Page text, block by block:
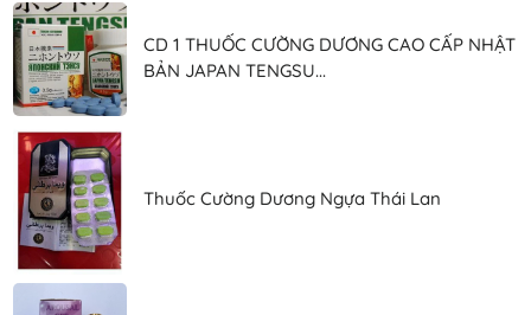
CD 1 THUỐC CƯỜNG DƯƠNG CAO CẤP NHẬT
BẢN JAPAN TENGSU...
Thuốc Cường Dương Ngựa Thái Lan